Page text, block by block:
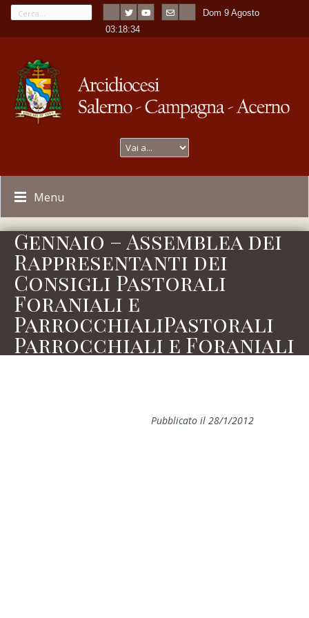
Dom 9 Agosto
-03:18:34
Menu
Gennaio – Assemblea dei
Rappresentanti dei
Consigli Pastorali
Foraniali e
ParrocchialiPastorali
Parrocchiali e Foraniali
Pubblicato il 28/1/2012